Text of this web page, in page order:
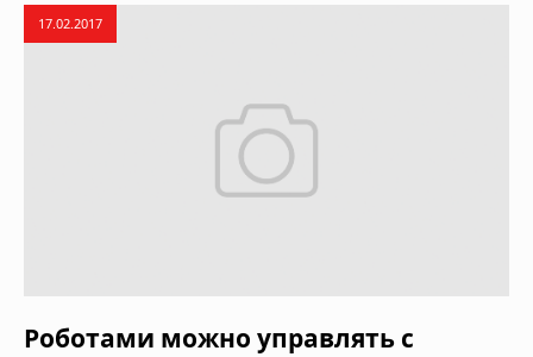
17.02.2017
Роботами можно управлять с